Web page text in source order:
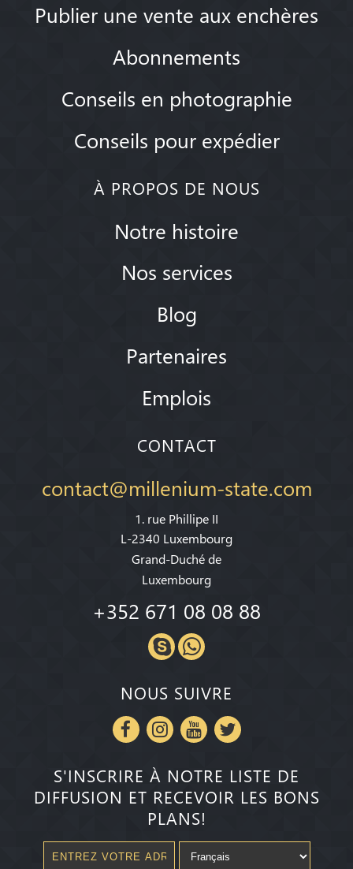
Publier une vente aux enchères
Abonnements
Conseils en photographie
Conseils pour expédier
À PROPOS DE NOUS
Notre histoire
Nos services
Blog
Partenaires
Emplois
CONTACT
contact@millenium-state.com
1. rue Phillipe II
L-2340 Luxembourg
Grand-Duché de
Luxembourg
+352 671 08 08 88
NOUS SUIVRE
S'INSCRIRE À NOTRE LISTE DE
DIFFUSION ET RECEVOIR LES BONS
PLANS!